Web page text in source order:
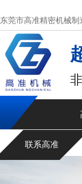
东莞市高准精密机械制
联系高准